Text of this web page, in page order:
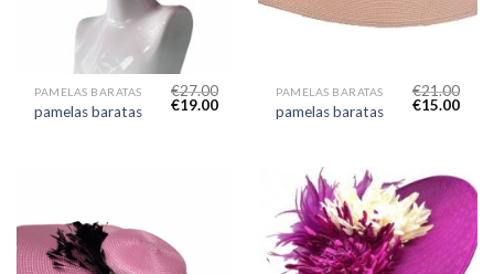
PAMELAS BARATAS
pamelas baratas
€27.00
€19.00
PAMELAS BARATAS
pamelas baratas
€21.00
€15.00